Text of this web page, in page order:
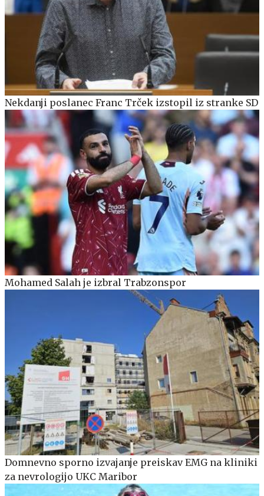
Nekdanji poslanec Franc Trček izstopil iz stranke SD
Mohamed Salah je izbral Trabzonspor
Domnevno sporno izvajanje preiskav EMG na kliniki
za nevrologijo UKC Maribor